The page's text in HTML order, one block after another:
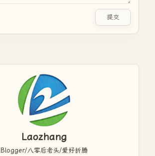
提交
Laozhang
Blogger/八零后老头/爱好折腾